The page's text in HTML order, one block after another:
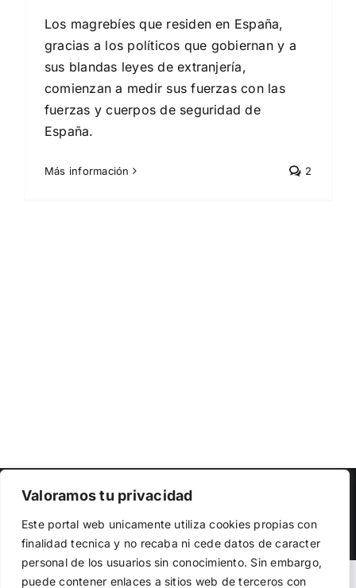
Valoramos tu privacidad
Este portal web unicamente utiliza cookies propias con
finalidad tecnica y no recaba ni cede datos de caracter
personal de los usuarios sin conocimiento. Sin embargo,
puede contener enlaces a sitios web de terceros con
Los magrebíes que residen en España,
gracias a los políticos que gobiernan y a
sus blandas leyes de extranjería,
comienzan a medir sus fuerzas con las
fuerzas y cuerpos de seguridad de
España.
Más información 2
Copyright 2023 | Democracia Nacional
Facebook
TwitterInstagram
el funcionamiento de la web, medir su uso y mejorar
nuestros servicios. Puede aceptar todas las cookies,
rechazar las no necesarias o configurar sus preferencias.
Política de cookies